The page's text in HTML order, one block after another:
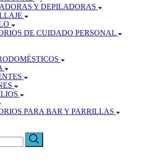
Y DEPILADORAS
DE CUIDADO PERSONAL
PARA BAR Y PARRILLAS